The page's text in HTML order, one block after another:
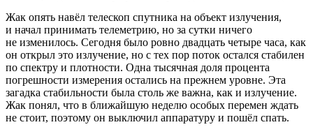
Жак опять навёл телескоп спутника на объект излучения,
и начал принимать телеметрию, но за сутки ничего
не изменилось. Сегодня было ровно двадцать четыре часа, как
он открыл это излучение, но с тех пор поток остался стабилен
по спектру и плотности. Одна тысячная доля процента
погрешности измерения остались на прежнем уровне. Эта
загадка стабильности была столь же важна, как и излучение.
Жак понял, что в ближайшую неделю особых перемен ждать
не стоит, поэтому он выключил аппаратуру и пошёл спать.